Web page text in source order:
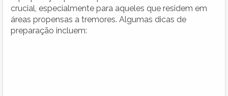
crucial, especialmente para aqueles que residem em
áreas propensas a tremores. Algumas dicas de
preparação incluem: